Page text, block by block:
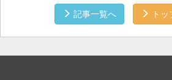
記事一覧へ ト